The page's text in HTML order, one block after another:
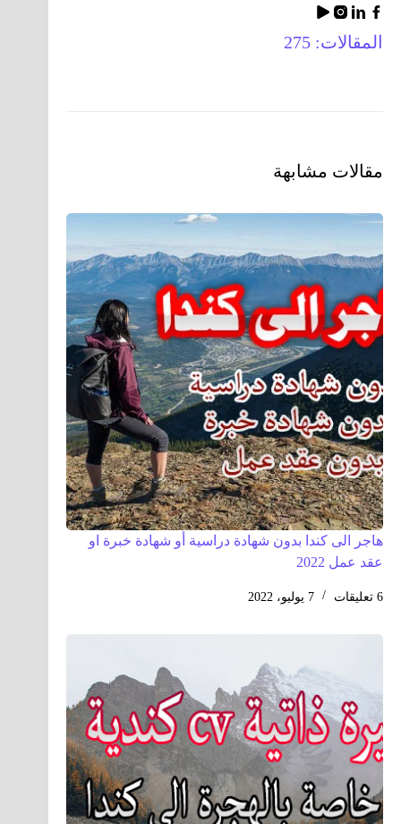
المقالات: 275
مقالات مشابهة
هاجر الى كندا بدون شهادة دراسية أو شهادة خبرة او
عقد عمل 2022
6 تعليقات 7 يوليو، 2022